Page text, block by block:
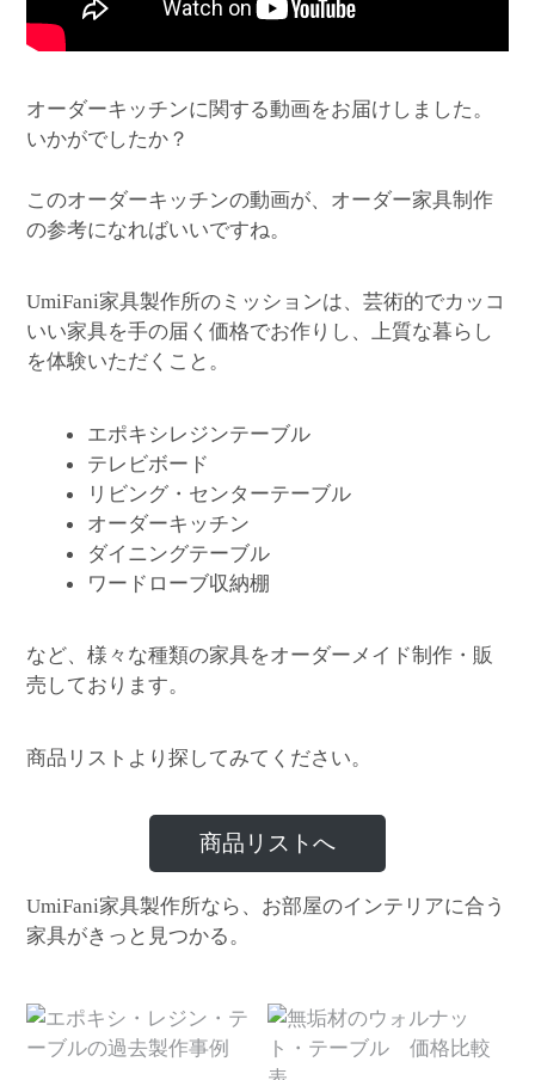
オーダーキッチンに関する動画をお届けしました。
いかがでしたか？
このオーダーキッチンの動画が、オーダー家具制作
の参考になればいいですね。
UmiFani家具製作所のミッションは、芸術的でカッコ
いい家具を手の届く価格でお作りし、上質な暮らし
を体験いただくこと。
エポキシレジンテーブル
テレビボード
リビング・センターテーブル
オーダーキッチン
ダイニングテーブル
ワードローブ収納棚
など、様々な種類の家具をオーダーメイド制作・販
売しております。
商品リストより探してみてください。
商品リストへ
UmiFani家具製作所なら、お部屋のインテリアに合う
家具がきっと見つかる。